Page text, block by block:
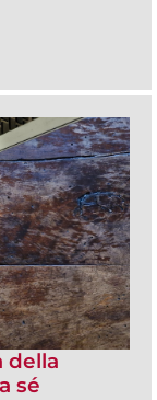
della
sé